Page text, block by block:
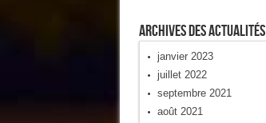
Archives Des Actualités
janvier 2023
juillet 2022
septembre 2021
août 2021